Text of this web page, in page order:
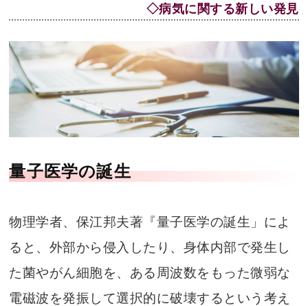
◇病気に関する新しい発見
量子医学の誕生
物理学者、保江邦夫著『量子医学の誕生」によ
ると、外部から侵入したり、身体内部で発生し
た菌やがん細胞を、ある周波数をもった微弱な
電磁波を発振して選択的に破壊するという考え